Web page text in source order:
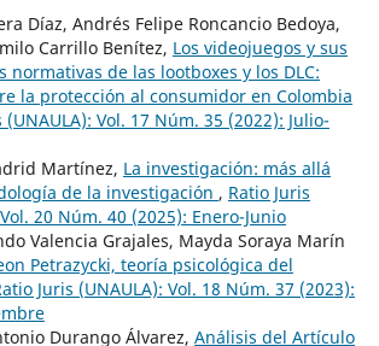
Díaz, Andrés Felipe Roncancio Bedoya,
Carrillo Benítez, Los videojuegos y sus
normativas de las lootboxes y los DLC:
la protección al consumidor en Colombia
(UNAULA): Vol. 17 Núm. 35 (2022): Julio-
Martínez, La investigación: más allá
de la investigación , Ratio Juris
20 Núm. 40 (2025): Enero-Junio
Valencia Grajales, Mayda Soraya Marín
Petrazycki, teoría psicológica del
Juris (UNAULA): Vol. 18 Núm. 37 (2023):
Durango Álvarez, Análisis del Artículo